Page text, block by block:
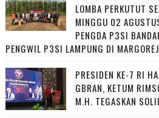
LOMBA PERKUTUT
MINGGU 02
PENGDA P3SI
PENGWIL P3SI LAMPUNG DI
PRESIDEN KE-7 RI
GBRAN, KETUM
M.H. TEGASKAN